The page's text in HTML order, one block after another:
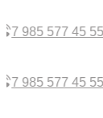
7 985 577 45 55
7 985 577 45 55